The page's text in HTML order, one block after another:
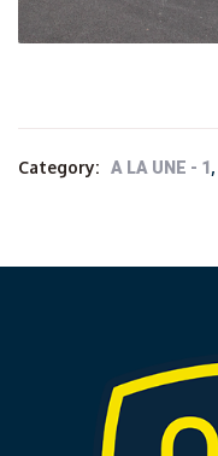
Category: A LA UNE - 1 ,